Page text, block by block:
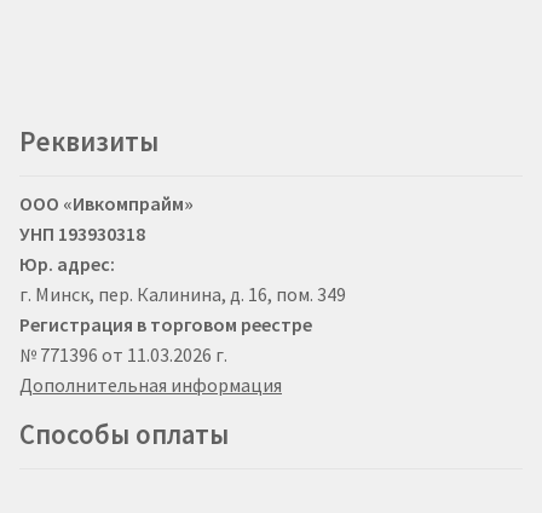
Реквизиты
ООО «Ивкомпрайм»
УНП 193930318
Юр. адрес:
г. Минск, пер. Калинина, д. 16, пом. 349
Регистрация в торговом реестре
№ 771396 от 11.03.2026 г.
Дополнительная информация
Способы оплаты